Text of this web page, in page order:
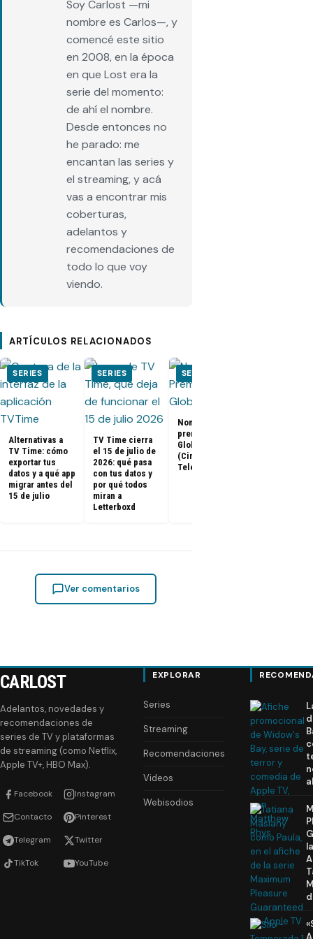
Soy Carlost —mi
nombre es Carlos—, y
comencé este sitio
en 2008, en la época
en que Lost era la
serie del momento:
de ahí el nombre.
Desde entonces no
he parado: me
encantan las series y
el streaming, y acá
vas a encontrar mis
coberturas,
adelantos y
recomendaciones de
todo lo que voy
viendo.
ARTÍCULOS RELACIONADOS
SERIES
Alternativas a
TV Time: cómo
exportar tus
datos y a qué app
migrar antes del
15 de julio
SERIES
TV Time cierra
el 15 de julio de
2026: qué pasa
con tus datos y
por qué todos
miran a
Letterboxd
SERIES
Nominados a los
premios Golden
Globes 2025
(Cine y
Televisión)
Ver comentarios
CARLOST
Adelantos, novedades y
recomendaciones de
series de TV y plataformas
de streaming (como Netflix,
Apple TV+, HBO Max).
Facebook Instagram
Contacto Pinterest
Telegram Twitter
TikTok YouTube
EXPLORAR
Series
Streaming
Recomendaciones
Videos
Webisodios